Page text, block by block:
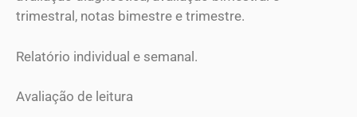
trimestral, notas bimestre e trimestre.
Relatório individual e semanal.
Avaliação de leitura